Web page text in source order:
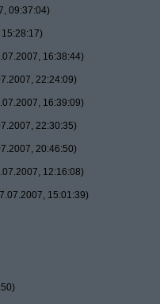
09:37:04)
16:38:44)
22:24:09)
16:39:09)
22:30:35)
20:46:50)
12:16:08)
15:01:39)